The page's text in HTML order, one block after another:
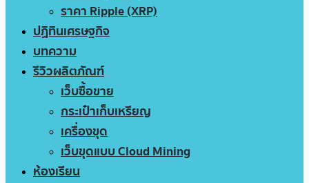
ราคา Ripple (XRP)
ปฏิทินเศรษฐกิจ
บทความ
รีวิวผลิตภัณฑ์
เว็บซื้อขาย
กระเป๋าเก็บเหรียญ
เครื่องขุด
เว็บขุดแบบ Cloud Mining
ห้องเรียน